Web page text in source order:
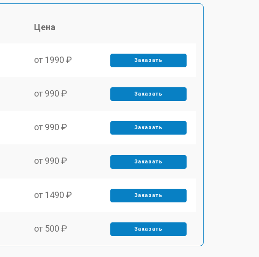
Цена
от 1990 ₽ Заказать
от 990 ₽ Заказать
от 990 ₽ Заказать
от 990 ₽ Заказать
от 1490 ₽ Заказать
от 500 ₽ Заказать